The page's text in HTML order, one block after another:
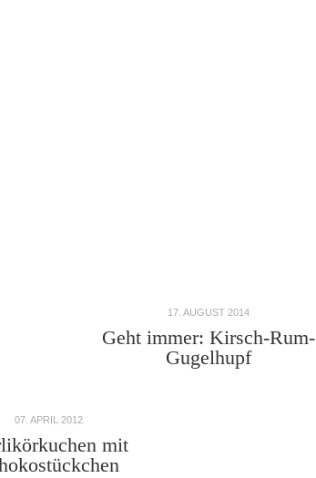
17. AUGUST 2014
Geht immer: Kirsch-Rum-
Gugelhupf
07. APRIL 2012
mit